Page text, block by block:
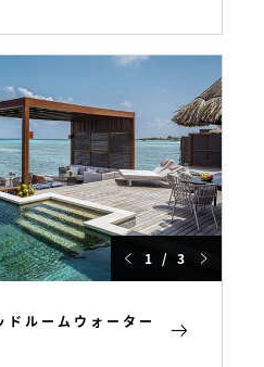
1 / 3
ルームウォーター